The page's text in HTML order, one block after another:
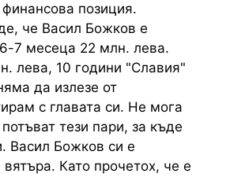
позиция.
че Васил Божков е
7 месеца 22 млн. лева.
лева, 10 години "Славия"
да излезе от
с главата си. Не мога
тези пари, за къде
Васил Божков си е
Като прочетох, че е